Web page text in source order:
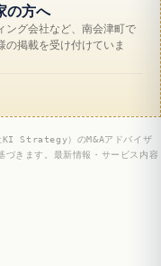
の方へ
ング会社など、南会津町で
掲載を受け付けていま
KI Strategy）のM&Aアドバイザ
づきます。最新情報・サービス内容